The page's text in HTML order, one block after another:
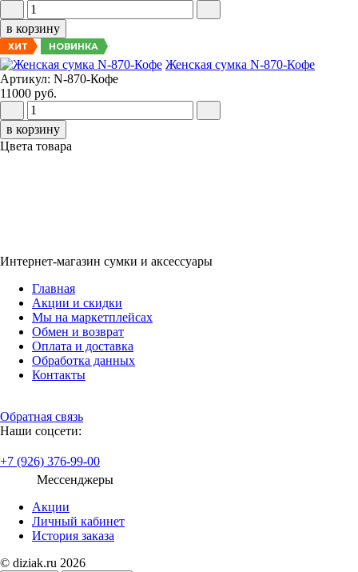
в корзину
ХИТ НОВИНКА
Женская сумка N-870-Кофе
Артикул: N-870-Кофе
11000 руб.
в корзину
Цвета товара
Интернет-магазин сумки и аксессуары
Главная
Акции и скидки
Мы на маркетплейсах
Обмен и возврат
Оплата и доставка
Обработка данных
Контакты
Обратная связь
Наши соцсети:
+7 (926) 376-99-00
Мессенджеры
Акции
Личный кабинет
История заказа
© diziak.ru 2026